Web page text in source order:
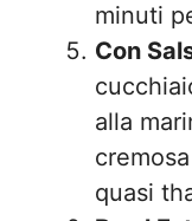
minuti
Con
alla
quasi